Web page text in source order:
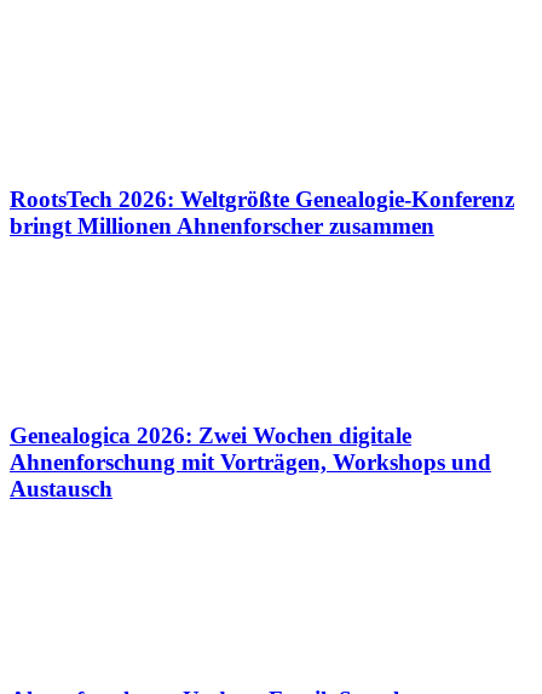
RootsTech 2026: Weltgrößte Genealogie-Konferenz
bringt Millionen Ahnenforscher zusammen
Genealogica 2026: Zwei Wochen digitale
Ahnenforschung mit Vorträgen, Workshops und
Austausch